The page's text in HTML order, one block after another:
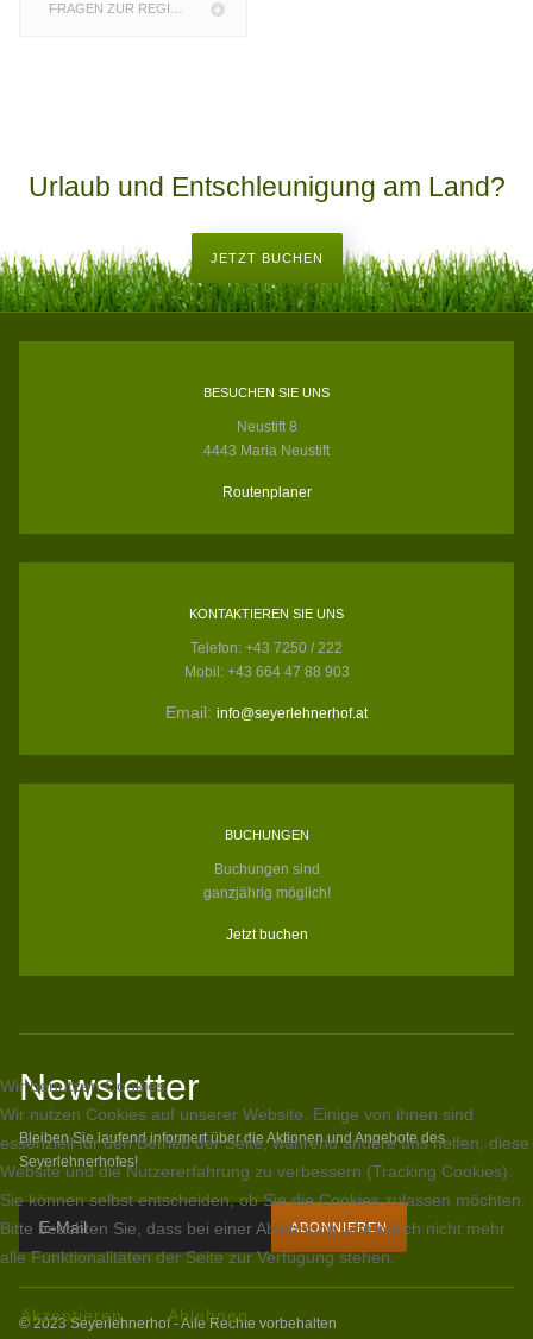
FRAGEN ZUR REGION
Urlaub und Entschleunigung am Land?
JETZT BUCHEN
BESUCHEN SIE UNS
Neustift 8
4443 Maria Neustift
Routenplaner
KONTAKTIEREN SIE UNS
Telefon: +43 7250 / 222
Mobil: +43 664 47 88 903
Email: info@seyerlehnerhof.at
BUCHUNGEN
Buchungen sind
ganzjährig möglich!
Jetzt buchen
Newsletter
Bleiben Sie laufend informert über die Aktionen und Angebote des
Seyerlehnerhofes!
© 2023 Seyerlehnerhof - Alle Rechte vorbehalten
Wir benutzen Cookies
Wir nutzen Cookies auf unserer Website. Einige von ihnen sind
essenziell für den Betrieb der Seite, während andere uns helfen, diese
Website und die Nutzererfahrung zu verbessern (Tracking Cookies).
Sie können selbst entscheiden, ob Sie die Cookies zulassen möchten.
Bitte beachten Sie, dass bei einer Ablehnung womöglich nicht mehr
alle Funktionalitäten der Seite zur Verfügung stehen.
Akzeptieren Ablehnen